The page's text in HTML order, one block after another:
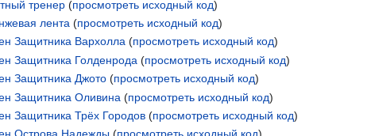
тренер (просмотреть исходный код)
лента (просмотреть исходный код)
Защитника Вархолла (просмотреть исходный код)
Защитника Голденрода (просмотреть исходный код)
Защитника Джото (просмотреть исходный код)
Защитника Оливина (просмотреть исходный код)
Защитника Трёх Городов (просмотреть исходный код)